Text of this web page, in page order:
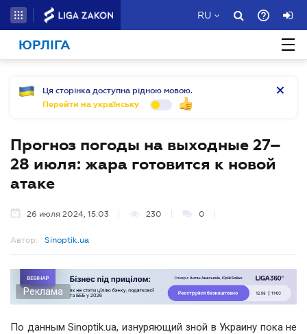
RU
ЮРЛІГА
Ця сторінка доступна рідною мовою.
Перейти на українську
Прогноз погоды на выходные 27–
28 июля: жара готовится к новой
атаке
26 июля 2024, 15:03 230 0
Автор: Sinoptik.ua
Реклама
По данным Sinoptik.ua, изнуряющий зной в Украину пока не